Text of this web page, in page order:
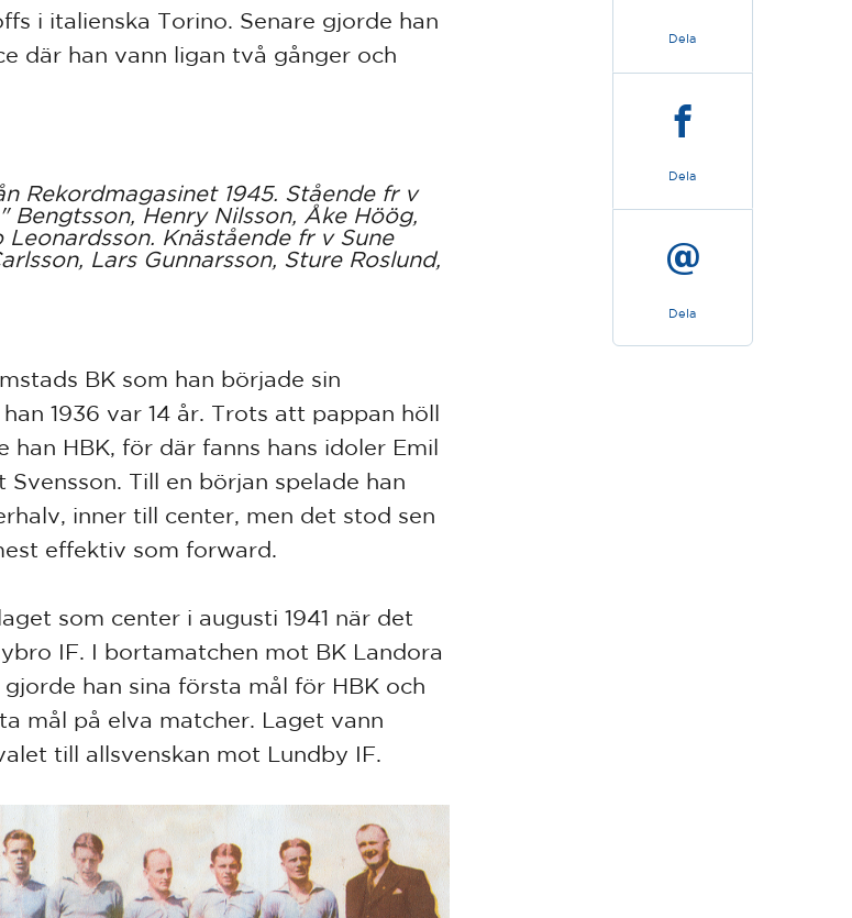
Dela
Dela
Dela
i italienska Torino. Senare gjorde han
där han vann ligan två gånger och
Rekordmagasinet 1945. Stående fr v
Bengtsson, Henry Nilsson, Åke Höög,
Leonardsson. Knästående fr v Sune
Lars Gunnarsson, Sture Roslund,
BK som han började sin
1936 var 14 år. Trots att pappan höll
han HBK, för där fanns hans idoler Emil
Svensson. Till en början spelade han
inner till center, men det stod sen
effektiv som forward.
som center i augusti 1941 när det
IF. I bortamatchen mot BK Landora
han sina första mål för HBK och
mål på elva matcher. Laget vann
till allsvenskan mot Lundby IF.